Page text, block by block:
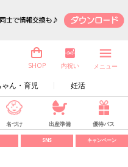
ん・育児 妊活
SHOP 内祝い メニュー
名づけ 出産準備 優待パス
SNS キャンペーン